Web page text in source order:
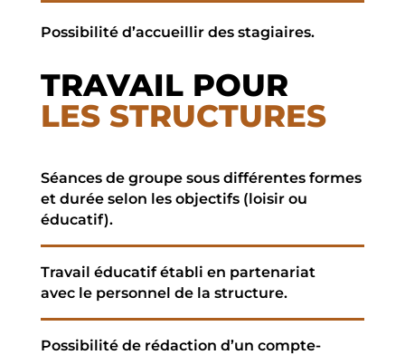
Possibilité d’accueillir des stagiaires.
TRAVAIL POUR
LES STRUCTURES
Séances de groupe sous différentes formes
etdurée selon les objectifs (loisir ou
éducatif).
Travail éducatif établi en partenariat
avecle personnel de la structure.
Possibilité de rédaction d’un compte-